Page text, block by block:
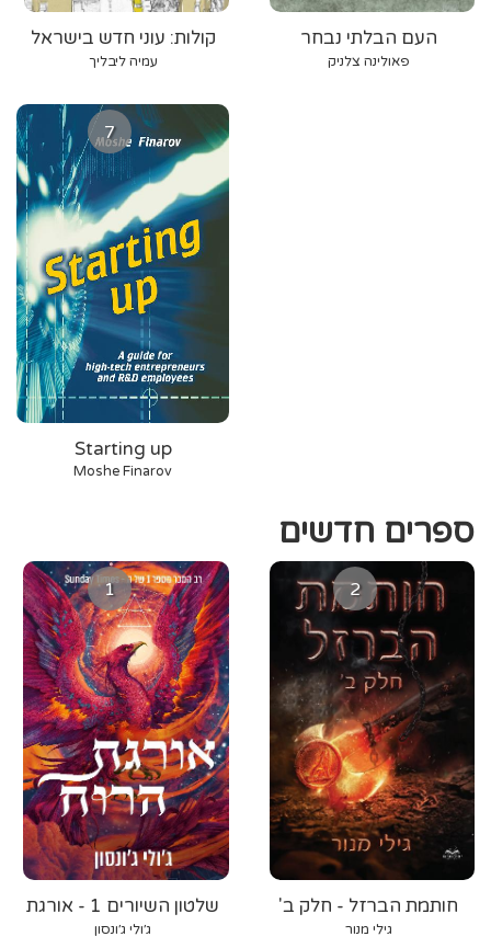
קולות: עוני חדש בישראל
עמיה ליבליך
העם הבלתי נבחר
פאולינה צלניק
7
Starting up
Moshe Finarov
ספרים חדשים
1
שלטון השיורים 1 - אורגת
הרוח
ג׳ולי ג׳ונסון
2
חותמת הברזל - חלק ב'
גילי מנור